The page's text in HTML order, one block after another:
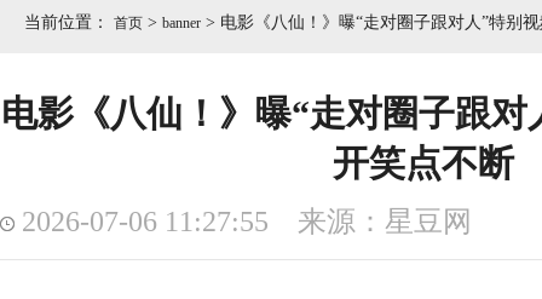
当前位置： 首页 > banner > 电影《八仙！》曝“走对圈子跟对人”特别
电影《八仙！》曝“走对圈子跟
开笑点不断
2026-07-06 11:27:55 来源：星豆网